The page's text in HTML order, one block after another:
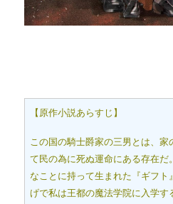
【原作小説あらすじ】
この国の騎士爵家の三男とは、
て民の為に死ぬ運命にある存在
なことに持って生まれた『ギフ
げで私は王都の魔法学院に入学